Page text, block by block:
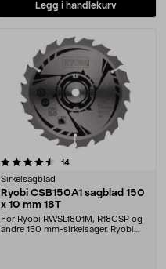
Legg i handlekurv
14anmeldelser
Sirkelsagblad
Ryobi CSB150A1 sagblad 150
x 10 mm 18T
For Ryobi RWSL1801M, R18CSP og
andre 150 mm-sirkelsager. Ryobi